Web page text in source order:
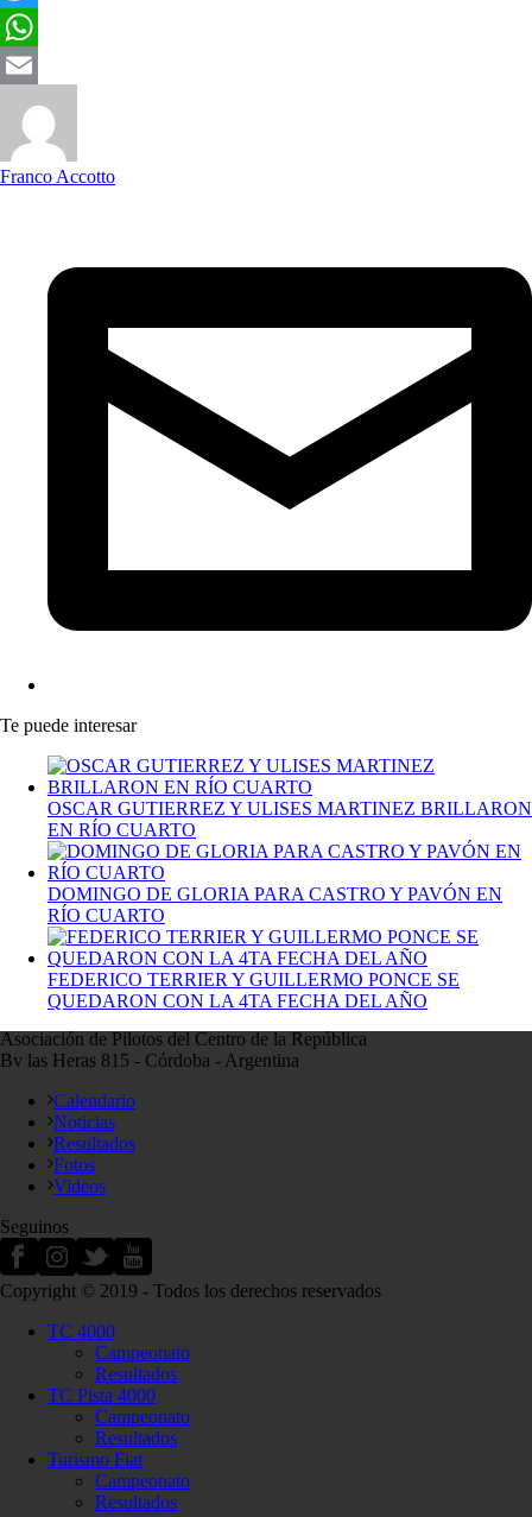
Twitter
WhatsApp
Email
Franco Accotto
Te puede interesar
OSCAR GUTIERREZ Y ULISES MARTINEZ BRILLARON
EN RÍO CUARTO
DOMINGO DE GLORIA PARA CASTRO Y PAVÓN EN
RÍO CUARTO
FEDERICO TERRIER Y GUILLERMO PONCE SE
QUEDARON CON LA 4TA FECHA DEL AÑO
Asociación de Pilotos del Centro de la República
Bv las Heras 815 - Córdoba - Argentina
Calendario
Noticias
Resultados
Fotos
Videos
Seguinos
Copyright © 2019 - Todos los derechos reservados
TC 4000
Campeonato
Resultados
TC Pista 4000
Campeonato
Resultados
Turismo Fiat
Campeonato
Resultados